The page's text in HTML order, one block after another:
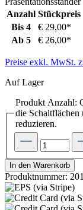
Anzahl Stückpreis
Bis 4
€ 29,00*
Ab 5 € 26,00*
Preise exkl. MwSt.
Auf Lager
Produkt Anzahl:
die Schaltflächen
reduzieren.
In den Warenkorb
Produktnummer: